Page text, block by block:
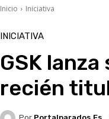
Inicio Iniciativa
INICIATIVA
GSK
recién